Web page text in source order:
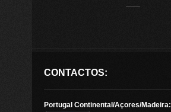
——
CONTACTOS:
Portugal Continental/Açores/Madeira: